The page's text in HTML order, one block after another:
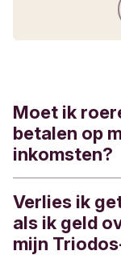
Moet ik
betalen op
inkomsten?
Bij een
eerste schijf
inkomsten
Verlies ik
als ik geld
mijn